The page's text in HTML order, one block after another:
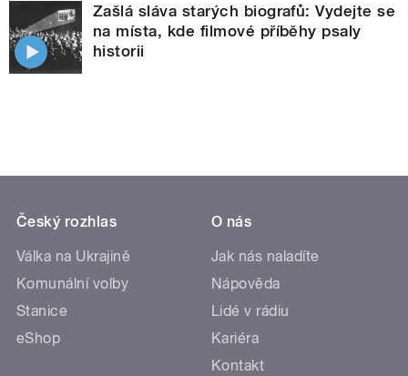
Zašlá sláva starých biografů: Vydejte se
na místa, kde filmové příběhy psaly
historii
Český rozhlas
Válka na Ukrajině
Komunální volby
Stanice
eShop
O nás
Jak nás naladíte
Nápověda
Lidé v rádiu
Kariéra
Kontakt